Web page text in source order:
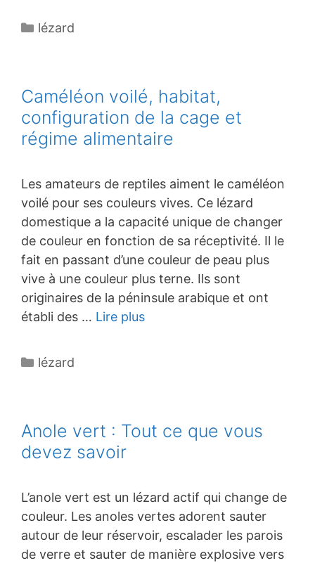
Catégories
lézard
Caméléon voilé, habitat,
configuration de la cage et
régime alimentaire
Les amateurs de reptiles aiment le caméléon
voilé pour ses couleurs vives. Ce lézard
domestique a la capacité unique de changer
de couleur en fonction de sa réceptivité. Il le
fait en passant d’une couleur de peau plus
vive à une couleur plus terne. Ils sont
originaires de la péninsule arabique et ont
établi des … Lire plus
Catégories
lézard
Anole vert : Tout ce que vous
devez savoir
L’anole vert est un lézard actif qui change de
couleur. Les anoles vertes adorent sauter
autour de leur réservoir, escalader les parois
de verre et sauter de manière explosive vers